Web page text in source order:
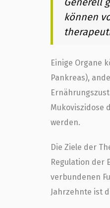
können
Einige Organe
Pankreas),
Mukoviszidose
werden.
Die Ziele der
Regulation der
verbundenen
Jahrzehnte ist